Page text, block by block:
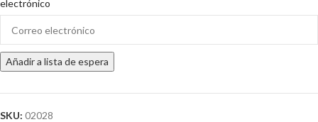
electrónico
your
email
address
the
Añadir a lista de espera
SKU: 02028